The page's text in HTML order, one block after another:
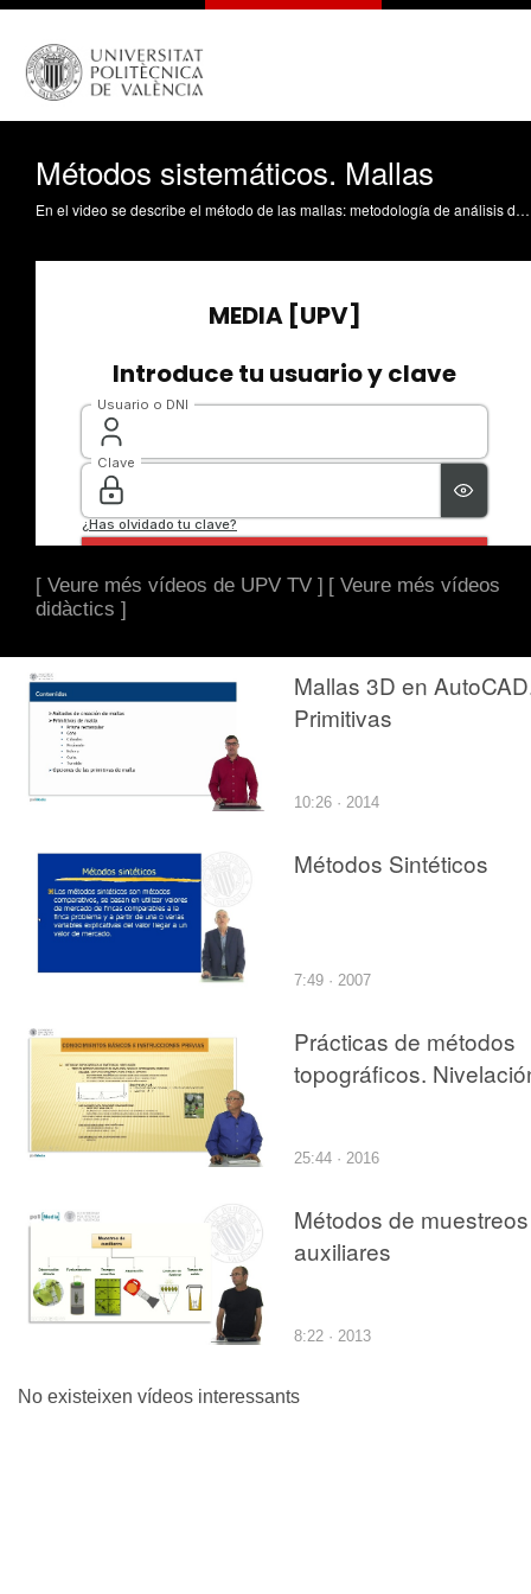
Métodos sistemáticos. Mallas
En el video se describe el método de las mallas: metodología de análisis del circuitos electrónicos. Marín-Roig Ramón, J. (2021). Métodos sistemáticos. Mallas. https://riunet.upv.es/handle/10251/167931 DER
[ Veure més vídeos de UPV TV ] [ Veure més vídeos
didàctics ]
Mallas 3D en
Primitivas
10:26 · 2014
Métodos Sintéticos
7:49 · 2007
Prácticas de métodos
topográficos.
25:44 · 2016
Métodos de muestreos
auxiliares
8:22 · 2013
No existeixen vídeos interessants